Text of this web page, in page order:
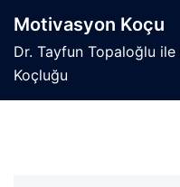
atlaMotivasyon Koçu
Dr. Tayfun Topaloğlu
Koçluğu